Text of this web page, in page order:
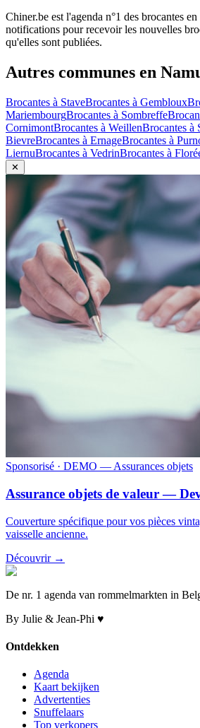
Chiner.be est l'agenda n°1 des brocantes
notifications pour recevoir les nouvelles
qu'elles sont publiées.
Autres communes en
Brocantes à StaveBrocantes à Gembloux
MariembourgBrocantes à Sombreffe
CornimontBrocantes à WeillenBrocantes à
BievreBrocantes à ErnageBrocantes à
LiernuBrocantes à VedrinBrocantes à
✕
Sponsorisé · DEMO — Assurances objets
Assurance objets de valeur —
Couverture spécifique pour vos pièces
vaisselle ancienne.
Découvrir →
De nr. 1 agenda van rommelmarkten in
By Julie & Jean-Phi ♥
Ontdekken
Agenda
Kaart bekijken
Advertenties
Snuffelaars
Top verkopers